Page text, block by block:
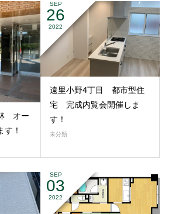
オー
！
SEP
26
2022
遠里小野4丁目 都市型住
宅 完成内覧会開催しま
す！
未分類
SEP
03
2022